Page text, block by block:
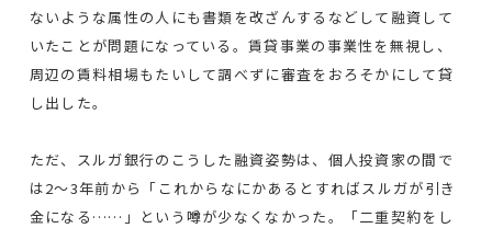
ないような属性の人にも書類を改ざんするなどして融資して
いたことが問題になっている。賃貸事業の事業性を無視し、
周辺の賃料相場もたいして調べずに審査をおろそかにして貸
し出した。
ただ、スルガ銀行のこうした融資姿勢は、個人投資家の間で
は2～3年前から「これからなにかあるとすればスルガが引き
金になる……」という噂が少なくなかった。「二重契約をし